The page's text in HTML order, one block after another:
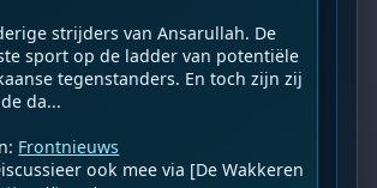
strijders van Ansarullah. De
sport op de ladder van potentiële
tegenstanders. En toch zijn zij
da...
Frontnieuws
ook mee via [De Wakkeren